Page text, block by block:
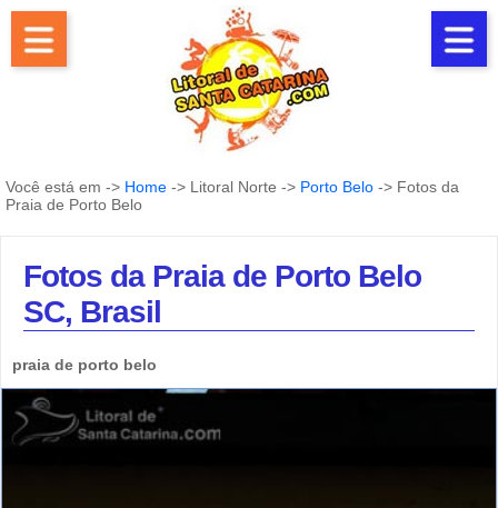
Você está em -> Home -> Litoral Norte -> Porto Belo -> Fotos da
Praia de Porto Belo
Fotos da Praia de Porto Belo
SC, Brasil
praia de porto belo